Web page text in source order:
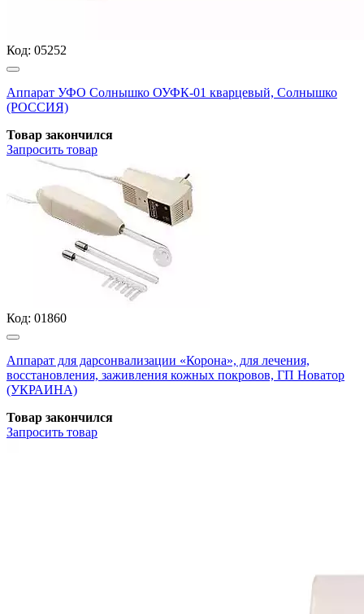
Код: 05252
Аппарат УФО Солнышко ОУФК-01 кварцевый, Солнышко
(РОССИЯ)
Товар закончился
Запросить товар
Код: 01860
Аппарат для дарсонвализации «Корона», для лечения,
восстановления, заживления кожных покровов, ГП Новатор
(УКРАИНА)
Товар закончился
Запросить товар